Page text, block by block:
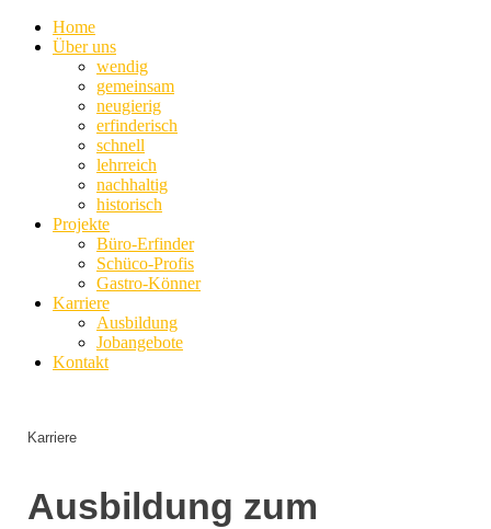
Home
Über uns
wendig
gemeinsam
neugierig
erfinderisch
schnell
lehrreich
nachhaltig
historisch
Projekte
Büro-Erfinder
Schüco-Profis
Gastro-Könner
Karriere
Ausbildung
Jobangebote
Kontakt
Karriere
Ausbildung zum